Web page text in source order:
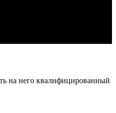
на него квалифицированный